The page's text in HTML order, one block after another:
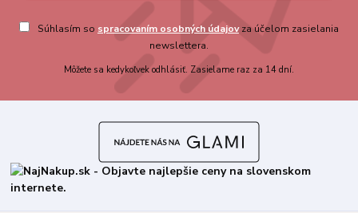
Súhlasím so spracovaním osobných údajovza účelom zasielania
newslettera.
Môžete sa kedykoľvek odhlásiť. Zasielame raz za 14 dní.